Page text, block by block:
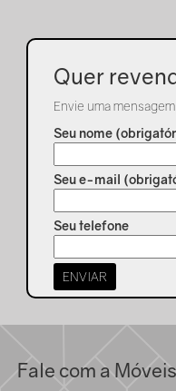
Quer
Envie uma
Seu nome
Seu e-mail
Seu telefone
Fale com a